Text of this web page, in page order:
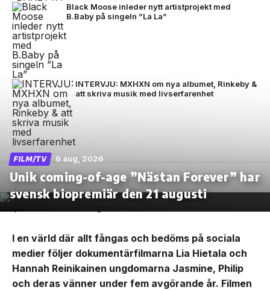
Black Moose inleder nytt artistprojekt med
B.Baby på singeln ”La La”
INTERVJU: MXHXN om nya albumet, Rinkeby &
att skriva musik med livserfarenhet
FILM/TV 6 aug, 2026
Unik coming-of-age ”Nästan Forever” har
svensk biopremiär den 21 augusti
I en värld där allt fångas och bedöms på sociala
medier följer dokumentärfilmarna Lia Hietala och
Hannah Reinikainen ungdomarna Jasmine, Philip
och deras vänner under fem avgörande år. Filmen